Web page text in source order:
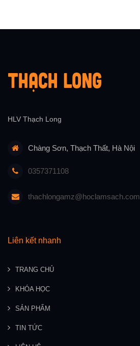
HLV Thạch Long
Chàng Sơn, Thạch Thất, Hà Nội
0357371108
thachlongamz@hoclamsach.com
Liên kết nhanh
TRANG CHỦ
KHÓA HỌC
SẢN PHẨM
TIN TỨC